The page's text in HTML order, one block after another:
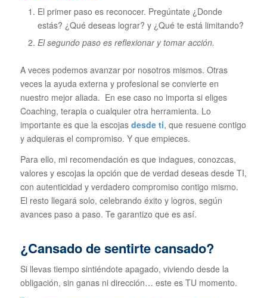
El primer paso es reconocer. Pregúntate ¿Donde
estás? ¿Qué deseas lograr? y ¿Qué te está limitando?
El segundo paso es reflexionar y tomar acción.
A veces podemos avanzar por nosotros mismos. Otras
veces la ayuda externa y profesional se convierte en
nuestro mejor aliada. En ese caso no importa si eliges
Coaching, terapia o cualquier otra herramienta. Lo
importante es que la escojas desde ti, que resuene contigo
y adquieras el compromiso. Y que empieces.
Para ello, mi recomendación es que indagues, conozcas,
valores y escojas la opción que de verdad deseas desde TI,
con autenticidad y verdadero compromiso contigo mismo.
El resto llegará solo, celebrando éxito y logros, según
avances paso a paso. Te garantizo que es así.
¿Cansado de sentirte cansado?
Si llevas tiempo sintiéndote apagado, viviendo desde la
obligación, sin ganas ni dirección… este es TU momento.